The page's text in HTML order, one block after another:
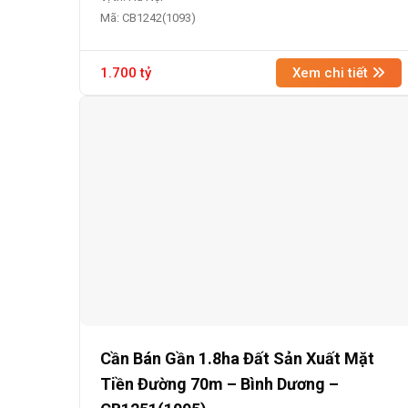
Mã: CB1242(1093)
1.700 tỷ Xem chi tiết
Cần Bán Gần 1.8ha Đất Sản Xuất Mặt
Tiền Đường 70m – Bình Dương –